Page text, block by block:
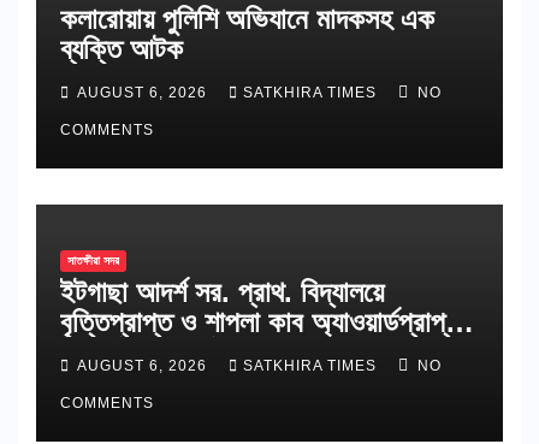
কলারোয়ায় পুলিশি অভিযানে মাদকসহ এক
ব্যক্তি আটক
AUGUST 6, 2026 SATKHIRA TIMES NO
COMMENTS
সাতক্ষীরা সদর
ইটগাছা আদর্শ সর. প্রাথ. বিদ্যালয়ে
বৃত্তিপ্রাপ্ত ও শাপলা কাব অ্যাওয়ার্ডপ্রাপ্ত
শিক্ষার্থীদের সংবর্ধনা
AUGUST 6, 2026 SATKHIRA TIMES NO
COMMENTS